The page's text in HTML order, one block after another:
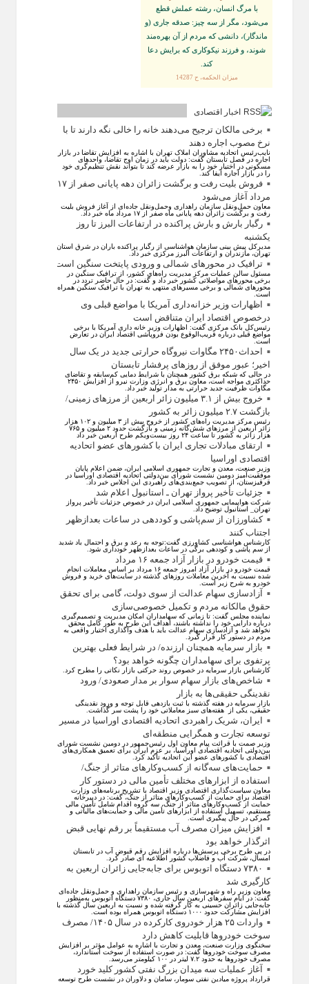
با مرگ انسان، رشته عملش قطع
مى‌شود، مگر از سه چيز: صدقه جارى (و
ماندگار)، دانشى كه مردم از آن بهره‏‌مند
شوند، و فرزند نيكوكارى كه برايش دعا
كند.
ميزان الحكمه، ح 14287
اخبار اقتصادی
برخی مالکان ترجیح می‌دهند خانه را خالی نگه دارند تا با
نرخ مصوب اجاره دهند
نایب‌رئیس اتحادیه مشاوران املاک تهران با اشاره به افزایش تقاضا در بازار
اجاره در فصل تابستان گفت: دولت باید در زمان اوج تقاضا، واحد‌های
مسکونی در اختیار خود را به بازار عرضه کند تا بتواند نقش تنظیم‌گری خود
را در بازار اجاره ایفا کند.
فروش بلیت رفت و برگشت زائران دهه پایانی صفر از ۱۷
مرداد آغاز می‌شود
معاون حمل‌ونقل سازمان راهداری وحمل‌و‌نقل جاده‌ای از آغاز فروش بلیت
رفت و برگشت زائران دهه پایانی ماه صفر از ۱۷ مرداد ماه خبر داد.
رگبار بارش و بارش پراکنده در ارتفاعات البرز تا روز
یکشنبه
مدیرکل پیش بینی سازمان هواشناسی از رگبار پراکنده باران در شرق استان
تهران، مازندران و ارتفاعات البرز مرکزی خبر داد.
ترافیک در محورهای شمالی و ورودی پایتخت سنگین است
مسئول سالن عملیات مرکز مدیریت راه‌های کشور، از ترافیک سنگین در
برخی محورهای مواصلاتی کشور خبر داد و گفت: در حال حاضر تردد در
محورهای شمالی و برخی مسیرهای منتهی به تهران با ترافیک سنگین همراه
است.
اظهارات وزیر خزانه‌داری آمریکا با مواضع قبلی وی
درخصوص اقتصاد ایران متناقض است
رئیس‌کل بانک مرکزی گفت: اظهارات وزیر خانه داری آمریکا با برخی
مواضع قبلی درباره قریب‌الوقوع بودن فروپاشی اقتصاد ایران در تعارض
است.
احداث۲۴۵۰ مگاوات نیروگاه حرارتی جدید در یک سال
اخیر؛ عبور موفق از روز‌های پرفشار تابستان
در حالی که شبکه برق کشور همچنان با شرایط دمایی کم‌سابقه و تقاضای
حداکثری مواجه است، معاون برق و انرژی وزارت نیرو از افزایش ۲۴۵۰
مگاوات ظرفیت جدید حرارتی به مدار تولید خبر داد.
خروج بیش از ۳.۱ میلیون زائر اربعین از مرزهای زمینی/
بازگشت ۲.۷ میلیون زائر به کشور
رئیس مرکز مدیریت راه‌های کشور از خروج بیش از ۳ میلیون و ۱۰۲ هزار
زائر اربعین از مرزهای شش‌گانه زمینی و بازگشت حدود ۲ میلیون و ۷۶۵
هزار زائر به کشور تا ساعت ۲۴ روز بیست‌ویکم طرح اربعین خبر داد
ارتقای مبادلات تجاری ایران با کشور‌های عضو اتحادیه
اقتصادی اوراسیا
وزیر صنعت، معدن و تجارت جمهوری اسلامی ایران، ضمن اعلام پایان
موفقیت‌آمیز دومین نشست شورای بین‌دولتی اتحادیه اقتصادی اوراسیا در
قرقیزستان، از تصویب جمع‌بندی‌های راهبردی این اجلاس خبر داد.
جزئیات تأخیر پرواز تهران ـ استانبول اعلام شد
شرکت هواپیمایی جمهوری اسلامی ایران در خصوص جزئیات تأخیر پرواز
تهران_ استانبول توضیح داد.
کشاورزان از سم‌پاشی و کوددهی در ساعات بعدازظهر
اجتناب کنند
کارشناس هواشناسی کشاورزی گفت:توجه به رعد و برق و احتمال باد شدید
از سم پاشی و کوددهی برگی در ساعات بعدازظهر خودداری شود.
قیمت خودرو در بازار آزاد جمعه ۱۶ مرداد
قیمت خودرو در بازار آزاد امروز جمعه ۱۶ مرداد بر اساس معاملات انجام
شده نسبت به آخرین معاملات روز‌های گذشته در سایت‌های خرید و فروش
خودرو به شرح زیر است.
آزادسازی سهام عدالت از سوی دولت، گامی برای تحقق
حقوق مالکانه مردم و تکمیل خصوصی‌سازی
نماینده مجلس گفت: تا زمانی که سهامداران امکان مدیریت و تصمیم‌گیری
درباره دارایی خود را نداشته باشند، اهداف این طرح به طور کامل محقق
نخواهد شد و آزادسازی سهام عدالت باید با هدف واگذاری اختیار واقعی به
مردم در دستور کار قرار گیرد.
بازار سرمایه همچنان ارزنده/ در شرایط فعلی بهترین
پرتفوی برای سهامداران چگونه خواهد بود؟
کارشناس بازار سرمایه در خصوص روند حرکتی بازار نکاتی را مطرح کرد.
شاخص‌های بازار سهام سوار بر مدار صعودی/ ورود
نقدینگی حقیقی‌ها به بازار
بازار سرمایه در هفته گذشته با ثبت بازدهی قابل توجه و ورود نقدینگی
حقیقی، یکی از هفته‌های سبز معاملاتی خود را پشت سر گذاشت.
ایران، شریک راهبردی اتحادیه اقتصادی اوراسیا در مسیر
توسعه تجارت و همگرایی منطقه‌ای
وزیر صمت با قرائت پیام معاون اول رئیس‌جمهور در دومین نشست شورای
بین‌دولتی اتحادیه اقتصادی اوراسیا، بر عزم ایران برای تعمیق همکاری‌های
اقتصادی با کشورهای عضو این اتحادیه تأکید کرد.
حمایت‌های سه‌گانه از کسب‌وکارهای متاثر از جنگ/
استفاده از ابزارهای مختلف تأمین مالی در دستور کار
معاون سیاست‌گذاری اقتصادی وزیر اقتصاد با تشریح برنامه‌های وزارت
اقتصاد برای حمایت از کسب‌وکار‌های متاثر از جنگ، گفت: در دبیرخانه
حمایت از کسب‌وکار‌های متاثر از جنگ، سه گروه اقدام شامل تأمین مالی
مستقیم، تسهیل استفاده از ابزار‌های تأمین مالی و حمایت‌های مالیاتی و
گمرکی در حال پیگیری است.
افزایش میزان مصرف آب مستقیماً بر رقم نهایی قبض
اثرگذار خواهد بود
در پی طرح برخی پرسش‌ها درباره افزایش رقم قبوض آب در تابستان
امسال، شرکت آب و فاضلاب کشور اطلاعیه ای صادر کرد.
۷۳۸۰ دستگاه اتوبوس برای جابه‌جایی زائران اربعین به
کارگیری شد
معاون وزیر راه و شهرسازی و رئیس سازمان راهداری و حمل‌ونقل جاده‌ای
گفت: در ایام سفرهای اربعین سال جاری، ۷۳۸۰ دستگاه اتوبوس به‌منظور
جابه‌جایی زائران حسینی به‌ کار گرفته شده و نسبت به اربعین سال گذشته با
افزایش مشارکت حدود ۱۰۰۰ دستگاه اتوبوس همراه بوده است.
واردات ۲۵ هزار خودروی کارکرده در سال ۱۴۰۵/ مصرف
سوخت خودرو‌ها قابلیت کاهش دارد
سخنگوی وزارت صنعت، معدن و تجارت با اشاره به عوامل مؤثر بر افزایش
مصرف سوخت خودرو‌ها گفت: در صورت استفاده از سوخت استاندارد،
مصرف خودرو‌ها به حدود ۷.۲ لیتر در ۱۰۰ کیلومتر می‌رسد.
آغاز عملیات سه میدان بزرگ نفتی کشور کلید خورد
قرارداد پروژه میادین نفتی سومار، سامان و دلاوران در نشست طرح توسعه